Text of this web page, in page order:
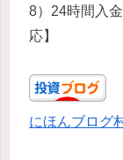
8）24時間入
応】
にほんブログ